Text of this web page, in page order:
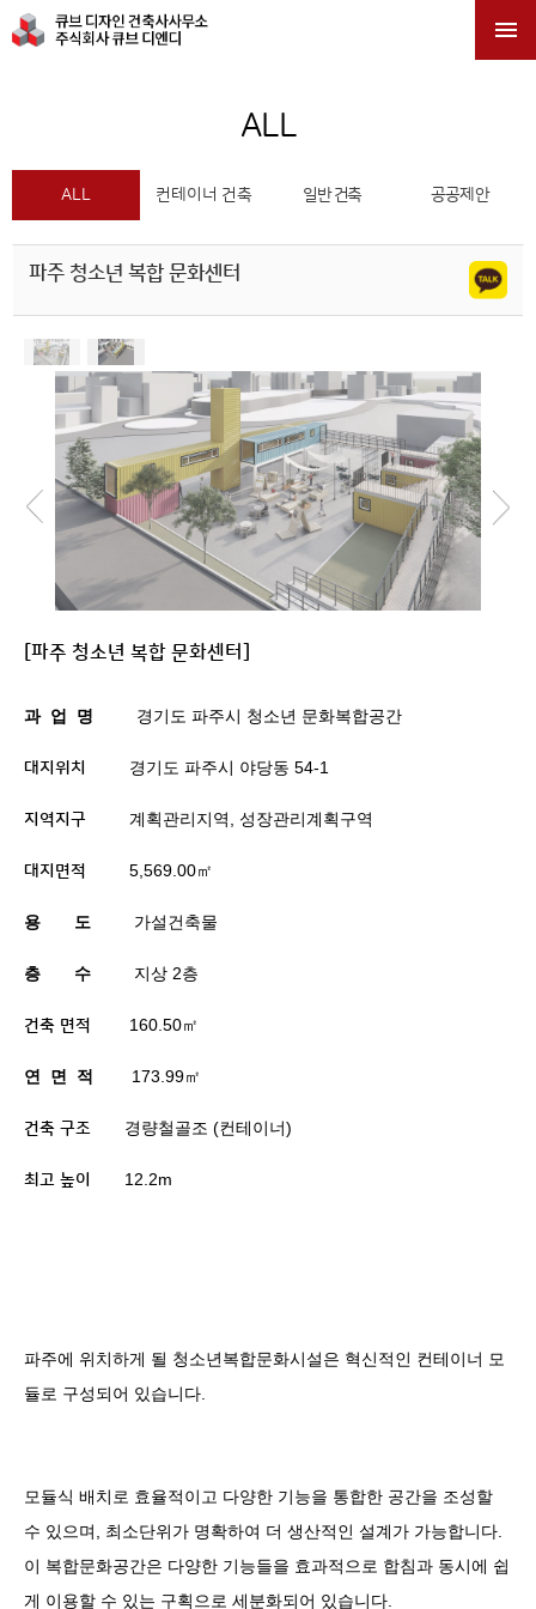

ALL
ALL 컨테이너 건축 일반 건축 공공제안
파주 청소년 복합 문화센터
[파주 청소년 복합 문화센터]
과 업 명 경기도 파주시 청소년 문화복합공간
대지위치 경기도 파주시 야당동 54-1
지역지구 계획관리지역 성장관리계획구역
대지면적 5,569.00㎡
용 도 가설건축물
층 수 지상2층
건축 면적 160.50㎡
연 면 적 173.99㎡
건축 구조 경량철골조 (컨테이너)
최고 높이 12.2m
파주에 위치하게 될 청소년복합문화시설은 혁신적인 컨테이너 모
듈로 구성되어 있습니다.
모듈식 배치로 효율적이고 다양한 기능을 통합한 공간을 조성할
수 있으며
최소단위가 명확하여 더 생산적인 설계가 가능합니다.
이 복합문화공간은 다양한 기능들을 효과적으로 합침과 동시에 쉽
게 이용할 수 있는 구획으로 세분화되어 있습니다.